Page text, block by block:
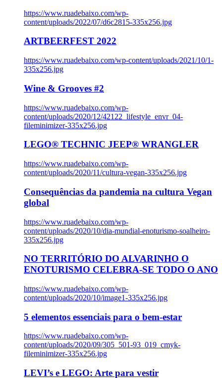
https://www.ruadebaixo.com/wp-
content/uploads/2022/07/d6c2815-335x256.jpg
ARTBEERFEST 2022
https://www.ruadebaixo.com/wp-content/uploads/2021/10/1-
335x256.jpg
Wine & Grooves #2
https://www.ruadebaixo.com/wp-
content/uploads/2020/12/42122_lifestyle_envr_04-
fileminimizer-335x256.jpg
LEGO® TECHNIC JEEP® WRANGLER
https://www.ruadebaixo.com/wp-
content/uploads/2020/11/cultura-vegan-335x256.jpg
Consequências da pandemia na cultura Vegan
global
https://www.ruadebaixo.com/wp-
content/uploads/2020/10/dia-mundial-enoturismo-soalheiro-
335x256.jpg
NO TERRITÓRIO DO ALVARINHO O
ENOTURISMO CELEBRA-SE TODO O ANO
https://www.ruadebaixo.com/wp-
content/uploads/2020/10/image1-335x256.jpg
5 elementos essenciais para o bem-estar
https://www.ruadebaixo.com/wp-
content/uploads/2020/09/305_501-93_019_cmyk-
fileminimizer-335x256.jpg
LEVI’s e LEGO: Arte para vestir